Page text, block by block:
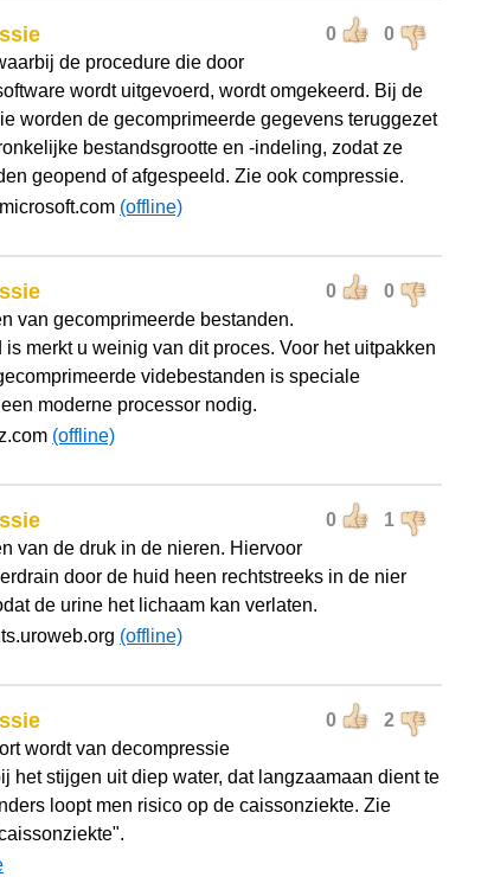
0 0
de procedure die door
wordt uitgevoerd, wordt omgekeerd. Bij de
worden de gecomprimeerde gegevens teruggezet
bestandsgrootte en -indeling, zodat ze
geopend of afgespeeld. Zie ook compressie.
(offline)
0 0
van gecomprimeerde bestanden.
is merkt u weinig van dit proces. Voor het uitpakken
videbestanden is speciale
moderne processor nodig.
(offline)
0 1
van de druk in de nieren. Hiervoor
door de huid heen rechtstreeks in de nier
de urine het lichaam kan verlaten.
(offline)
0 2
wordt van decompressie
het stijgen uit diep water, dat langzaamaan dient te
loopt men risico op de caissonziekte. Zie